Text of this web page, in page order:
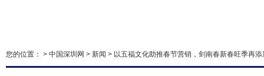
您的位置： > 中国深圳网 > 新闻 > 以五福文化助推春节营销，剑南春新春旺季再